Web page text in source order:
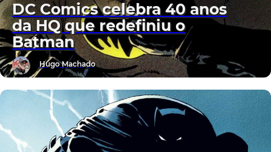
DC Comics celebra 40 anos
da HQ que redefiniu o
Batman
Hugo Machado